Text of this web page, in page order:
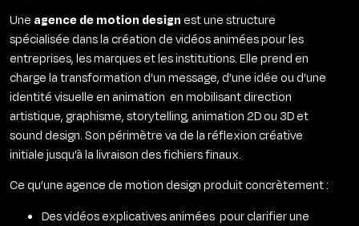
Une agence de motion design est une structure
spécialisée dans la création de vidéos animées pour les
entreprises, les marques et les institutions. Elle prend en
charge la transformation d’un message, d’une idée ou d’une
identité visuelle en animation en mobilisant direction
artistique, graphisme, storytelling, animation 2D ou 3D et
sound design. Son périmètre va de la réflexion créative
initiale jusqu’à la livraison des fichiers finaux.
Ce qu’une agence de motion design produit concrètement :
Des vidéos explicatives animées pour clarifier une